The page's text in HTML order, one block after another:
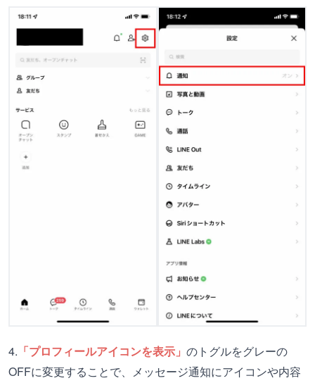
4. 「プロフィールアイコンを表示」 のトグルをグレーの
OFFに変更することで、メッセージ通知にアイコンや内容